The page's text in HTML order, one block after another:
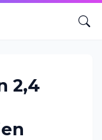
2,4